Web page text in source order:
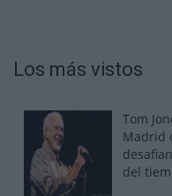
Los más vistos
Tom
Madrid
del